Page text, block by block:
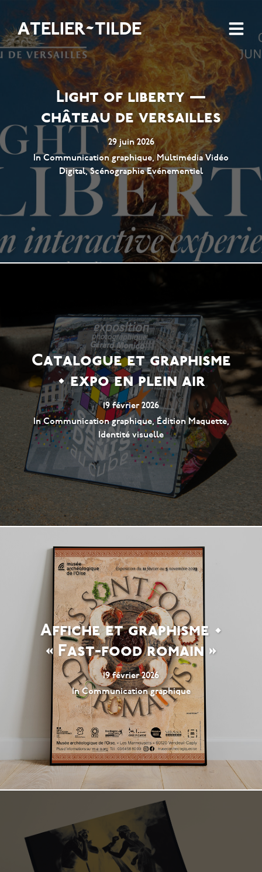
ATELIER~TILDE
Light of liberty —
château de versailles
29 juin 2026
In Communication graphique,Multimédia Vidéo
Digital,Scénographie Evénementiel
Catalogue et graphisme
• expo en plein air
19 février 2026
InCommunication graphique, Édition Maquette,
Identité visuelle
Affiche et graphisme •
« Fast-food romain »
19 février 2026
InCommunication graphique